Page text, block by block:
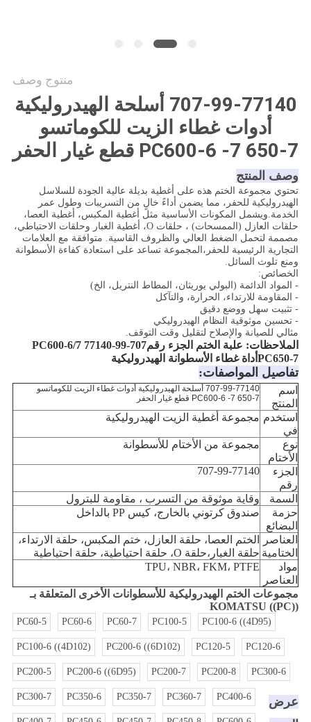
منتوج وصف
707-99-77140 أسلحة الهيدروليكية
أدوات غطاء الزيت للكوماتسو
PC600-6 -7 650-7 قطع غيار الحفر
وصف المنتج
تحتوي مجموعة الختم هذه على أغطية بديلة عالية الجودة للسلاسل
الهيدروليكية للحفر، مما يضمن أداءً خالٍ من التسريبات وطول عمر
الخدمة.ويشمل المكونات الأساسية مثل أغطية المكبس، أغطية العصا،
حلقات العازل (الممسحات) ، حلقات O، أغطية الغبار وحلقات الاحتياطي،
مصممة لتحمل الضغط العالي والظروف القاسية. متوافقة مع العلامات
التجارية الرئيسية للحفر،المجموعة تساعد على استعادة كفاءة الأسطوانة
ومنع تلوث السائل.
الخصائص:
- المواد الدائمة (البولي يوريثان، المطاط النتريل، الخ)
- المقاومة للارتداء، الحرارة، والتآكل
- تثبيت سهل ووضع دقيق
- تحسين موثوقية النظام الهيدروليكي
مثالي للصيانة والإصلاح لتقليل وقت التوقف.
الملاحظات: علبة الختم الجزء رقم
707-99-77140 PC600-6/7
PC650-7أداة غطاء الأسطوانة الهيدروليكية
تفاصيل المواصفات:
اسم
المنتج
707-99-77140 أسلحة الهيدروليكية أدوات غطاء الزيت للكوماتسو
PC600-6 -7 650-7 قطع غيار الحفر
استخدم
في
مجموعة أغطية الزيت الهيدروليكية
نوع
الأختام
مجموعة من الأختام للأسطوانة
الجزء
رقم
707-99-77140
السمة
وقاية موثوقة من التسرب ، مقاومة للبترول
حزمة
البضائع
صندوق كرتوني بالخارج، كيس PP بالداخل
العناصر
الختامية
الختم العصا، حلقة العازل، ختم المكبس، حلقة الارتداء،
حلقة الغبار،حلقة O، حلقة احتياطية، حلقة احتياطية
مواد
العناصر
TPU، NBR، FKM، PTFE
مجموعات الختم الهيدروليكية للأسطوانات الأخرى المتعلقة بـ
KOMATSU ((PC))
PC60-5 PC60-6 PC60-7 PC100-5 PC100-6 ((4D95)
PC100-6 ((4D102) PC200-6 ((6D102) PC120-5 PC120-6
PC200-5 PC200-6 ((6D95) PC200-7 PC200-8 PC300-6
PC300-7 PC350-6 PC350-7 PC360-7 PC400-6
عرض